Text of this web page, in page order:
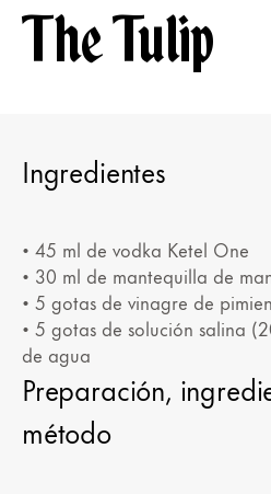
The Tulip
Ingredientes
• 45 ml de vodka Ketel One
• 30 ml de mantequilla de
• 5 gotas de vinagre de
• 5 gotas de solución salina
de agua
Preparación,
método